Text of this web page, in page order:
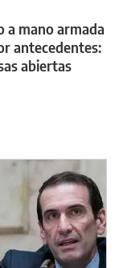
a mano armada
antecedentes:
abiertas